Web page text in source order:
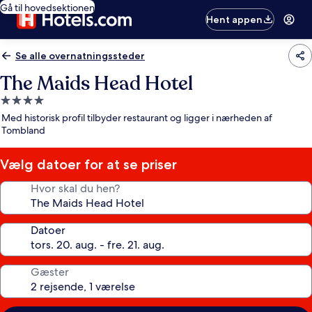
Gå til hovedsektionen
Hent appen
Se alle overnatningssteder
The Maids Head Hotel
4.0-
stjernet
overnatningssted
Med historisk profil tilbyder restaurant og ligger i nærheden af
Tombland
Vælg datoer for at se priser
Hvor skal du hen?
Datoer
Gæster